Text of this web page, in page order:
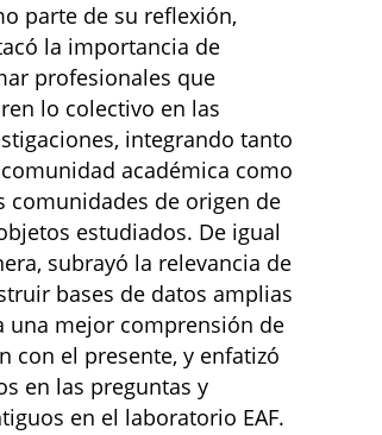
parte de su reflexión,
la importancia de
profesionales que
lo colectivo en las
integrando tanto
académica como
comunidades de origen de
estudiados. De igual
subrayó la relevancia de
bases de datos amplias
una mejor comprensión de
con el presente, y enfatizó
en las preguntas y
en el laboratorio EAF.